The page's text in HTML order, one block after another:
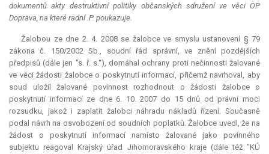
dokumentů akty destruktivní politiky občanských sdružení ve věci OP
Doprava, na které radní .P. poukazuje.
Žalobou ze dne 2. 4. 2008 se žalobce ve smyslu ustanovení § 79
zákona č. 150/2002 Sb., soudní řád správní, ve znění pozdějších
předpisů (dále jen "s. ř. s.“), domáhal ochrany proti nečinnosti žalované
ve věci žádosti žalobce o poskytnutí informací, přičemž navrhoval, aby
soud uložil žalované povinnost rozhodnout o žádosti žalobce o
poskytnutí informací ze dne 6. 10. 2007 do 15 dnů od právní moci
rozsudku, jakož i zaplatit žalobci náhradu nákladů řízení. Současně
podal návrh na osvobození od soudních poplatků. Žalobce uvedl, že na
žádost o poskytnutí informací namísto žalované jako povinného
subjektu reagoval Krajský úřad Jihomoravského kraje (dále též "KÚ